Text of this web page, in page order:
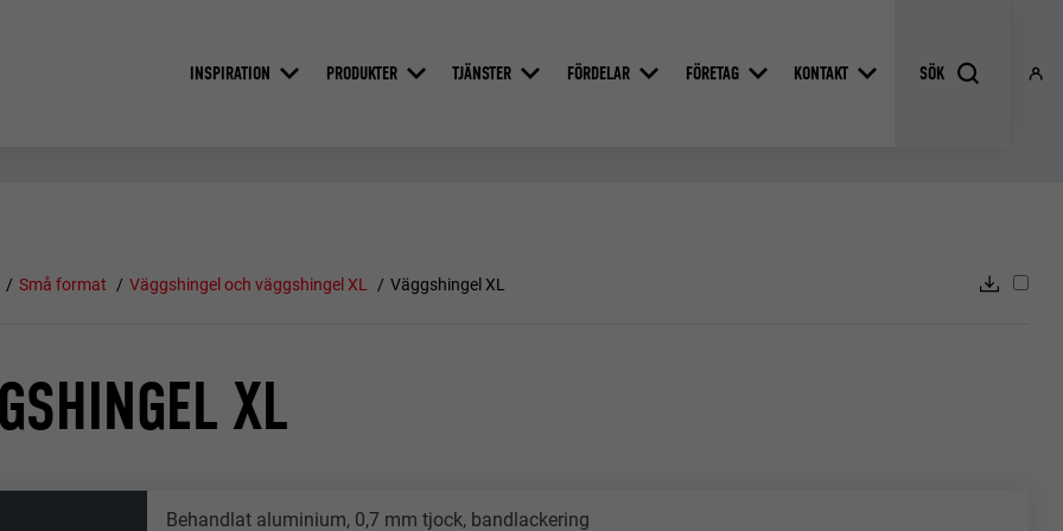
INSPIRATION PRODUKTER TJÄNSTER FÖRDELAR FÖRETAG KONTAKT
Små format Väggshingel och väggshingel XL Väggshingel XL
XL
Behandlat aluminium, 0,7 mm tjock, bandlackering